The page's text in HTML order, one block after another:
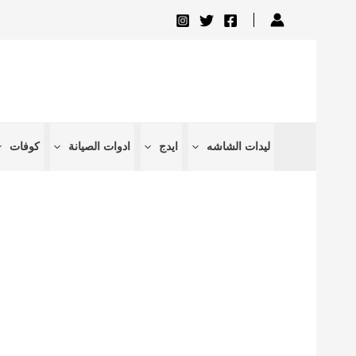
ليدات الشاشه ايدج ادوات الصيانة كوفات